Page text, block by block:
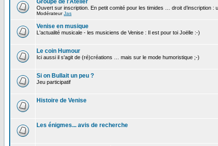
Groupe de l'Atelier
Ouvert sur inscription. En petit comité pour les timides … droit d’inscription :
ModérateurJas
Venise en musique
L'actualité musicale - les musiciens de Venise : Il est pour toi Joëlle :-)
Le coin Humour
Ici aussi il s'agit de (ré)créations … mais sur le mode humoristique ;-)
Si on Bullait un peu ?
Jeu participatif
Histoire de Venise
Les énigmes... avis de recherche